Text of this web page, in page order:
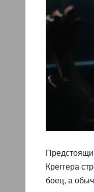
Креггера
боец, а